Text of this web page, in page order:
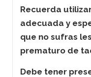
Recuerda
adecuada y
que no sufras
prematuro de
Debe tener